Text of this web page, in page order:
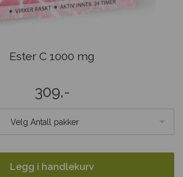
Ester C 1000 mg
309,-
Velg Antall pakker
Legg i handlekurv